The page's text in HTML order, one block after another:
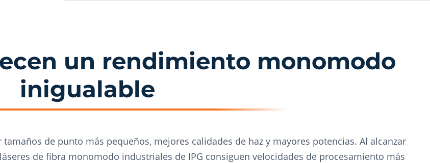
un rendimiento monomodo
inigualable
de punto más pequeños, mejores calidades de haz y mayores potencias. Al alcanzar
de fibra monomodo industriales de IPG consiguen velocidades de procesamiento más